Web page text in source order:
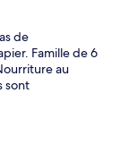
de
Famille de 6
au
sont